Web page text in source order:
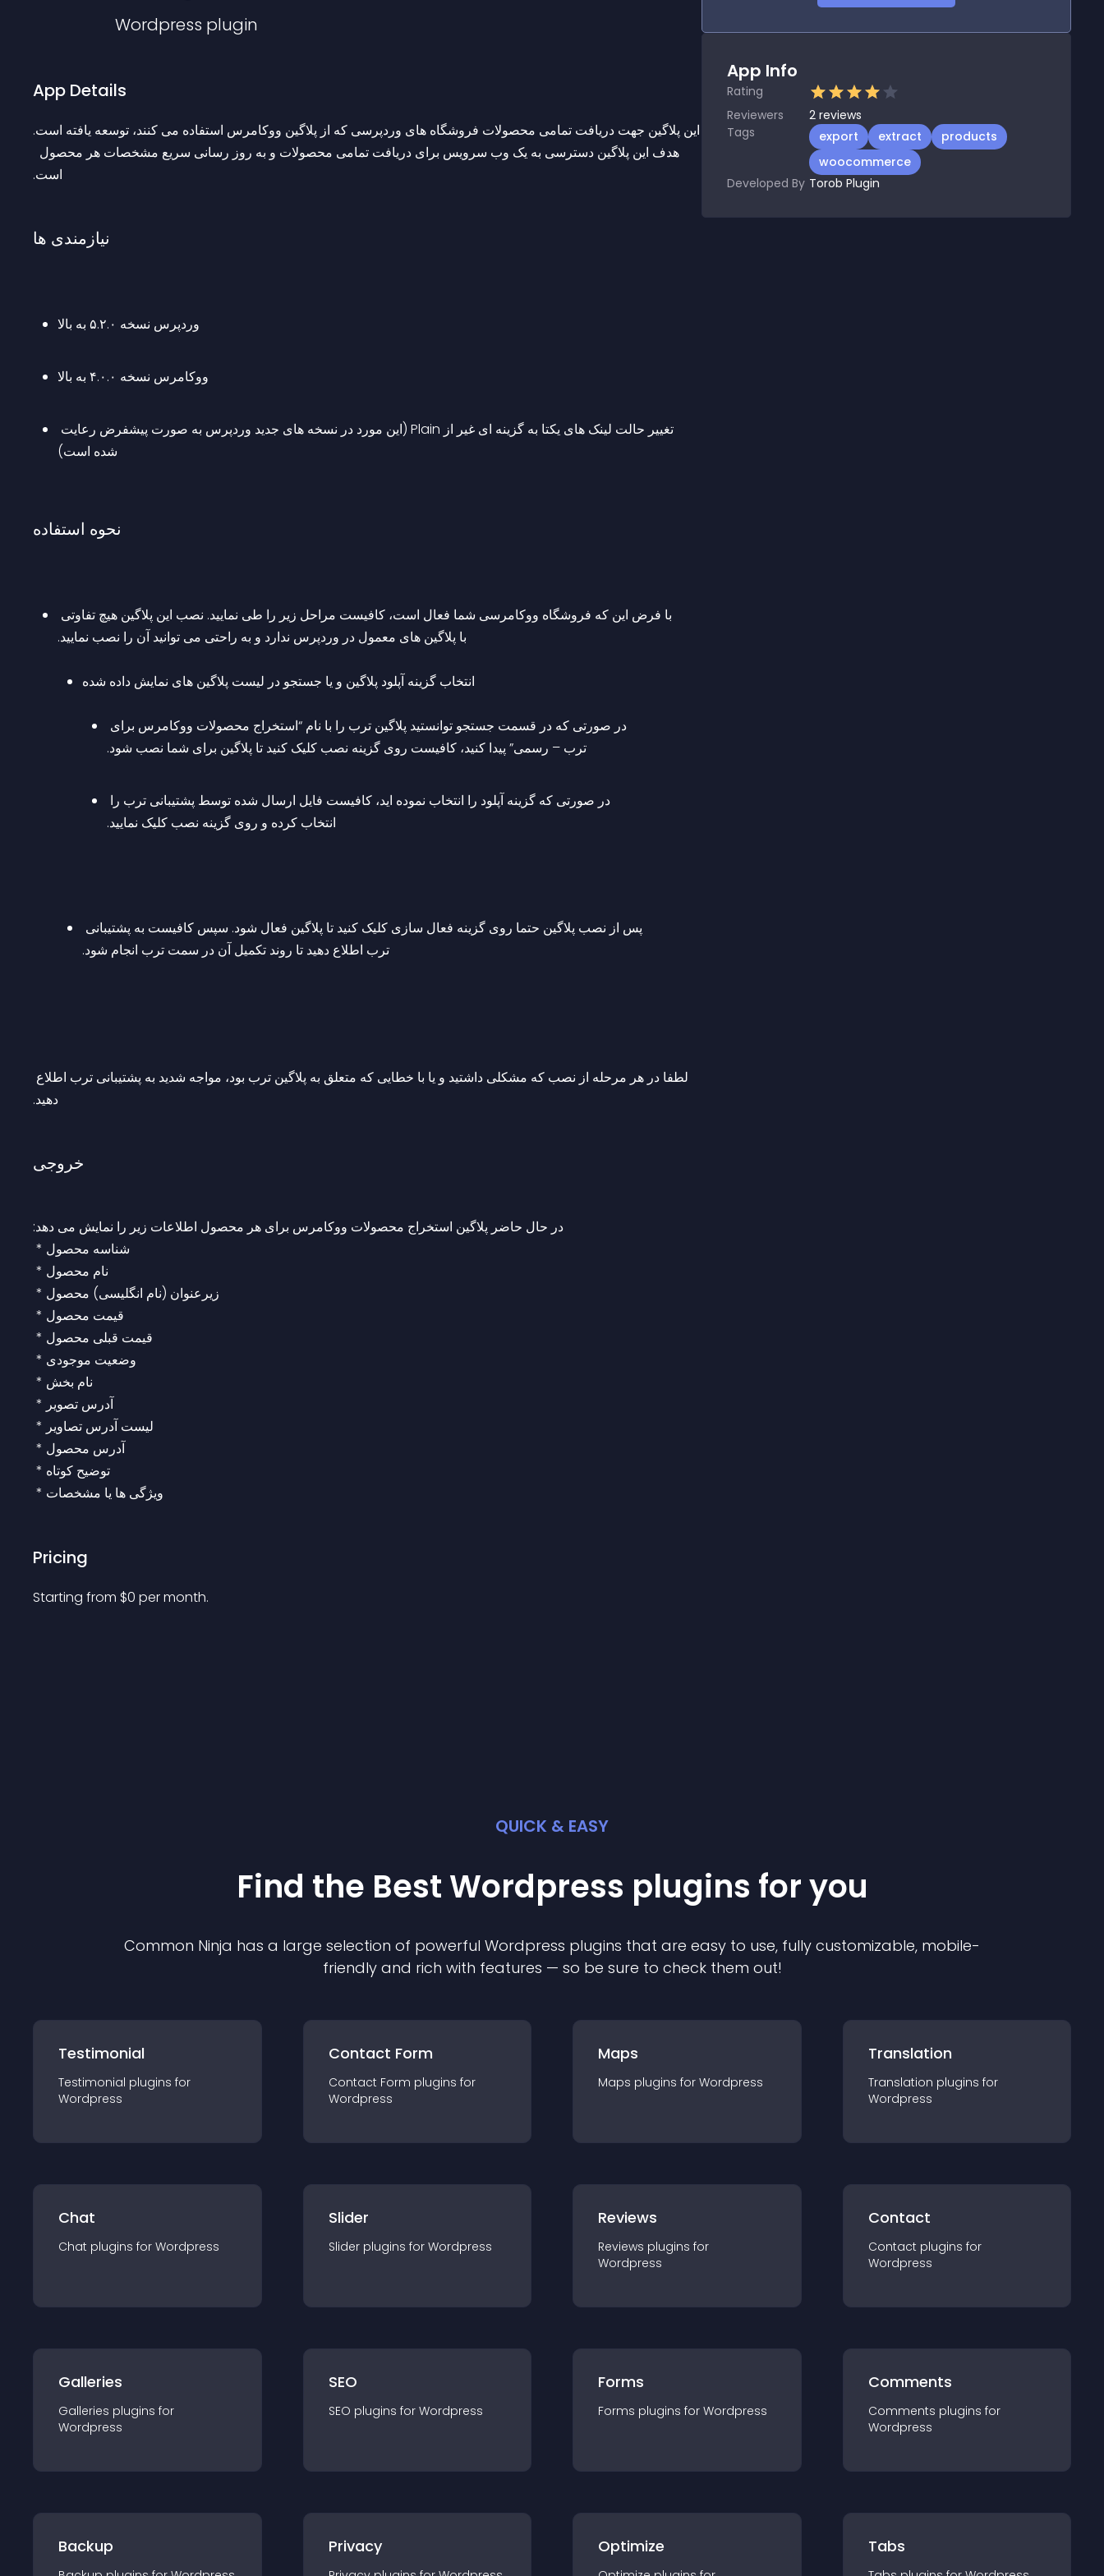
Wordpress plugin
App Details
‫این پلاگین جهت دریافت تمامی محصولات فروشگاه های وردپرسی که از پلاگین ووکامرس استفاده می کنند، توسعه یافته است.
است.
نیازمندی ها
وردپرس نسخه ۵.۲.۰ به بالا
ووکامرس نسخه ۴.۰.۰ به بالا
‫تغییر حالت لینک های یکتا به گزینه ای غیر از Plain (این مورد در نسخه های جدید وردپرس به صورت پیشفرض رعایت
شده است)
نحوه استفاده
‫با فرض این که فروشگاه ووکامرسی شما فعال است، کافیست مراحل زیر را طی نمایید. نصب این پلاگین هیچ تفاوتی
‫در صورتی که در قسمت جستجو توانستید پلاگین ترب را با نام “استخراج محصولات ووکامرس برای
ترب – رسمی” پیدا کنید، کافیست روی گزینه نصب کلیک کنید تا پلاگین برای شما نصب شود.
‫در صورتی که گزینه آپلود را انتخاب نموده اید، کافیست فایل ارسال شده توسط پشتیبانی ترب را
انتخاب کرده و روی گزینه نصب کلیک نمایید.
‫پس از نصب پلاگین حتما روی گزینه فعال سازی کلیک کنید تا پلاگین فعال شود. سپس کافیست به پشتیبانی
ترب اطلاع دهید تا روند تکمیل آن در سمت ترب انجام شود.
‫لطفا در هر مرحله از نصب که مشکلی داشتید و یا با خطایی که متعلق به پلاگین ترب بود، مواجه شدید به پشتیبانی ترب اطلاع
دهید.
خروجی
‫در حال حاضر پلاگین استخراج محصولات ووکامرس برای هر محصول اطلاعات زیر را نمایش می دهد:
* شناسه محصول
* نام محصول
* زیرعنوان (نام انگلیسی) محصول
* قیمت محصول
* قیمت قبلی محصول
* وضعیت موجودی
* نام بخش
* آدرس تصویر
* لیست آدرس تصاویر
* آدرس محصول
* توضیح کوتاه
* ویژگی ها یا مشخصات
Pricing
Starting from $0 per month.
App Info
Rating
Reviewers
2 reviews
Tags
export extract
products
woocommerce
Developed By Torob Plugin
QUICK & EASY
Find the Best Wordpress plugins for you
Common Ninja has a large selection of powerful Wordpress plugins that are easy to use, fully customizable, mobile-
friendly and rich with features — so be sure to check them out!
Testimonial
Testimonial plugins for
Wordpress
Contact Form
Contact Form plugins for
Wordpress
Maps
Maps plugins for Wordpress
Translation
Translation plugins for
Wordpress
Chat
Chat plugins for Wordpress
Slider
Slider plugins for Wordpress
Reviews
Reviews plugins for
Wordpress
Contact
Contact plugins for
Wordpress
Galleries
Galleries plugins for
Wordpress
SEO
SEO plugins for Wordpress
Forms
Forms plugins for Wordpress
Comments
Comments plugins for
Wordpress
Backup Privacy Optimize Tabs